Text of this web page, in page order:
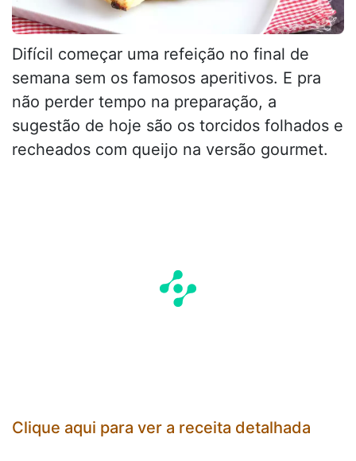
Difícil começar uma refeição no final de
semana sem os famosos aperitivos. E pra
não perder tempo na preparação, a
sugestão de hoje são os torcidos folhados e
recheados com queijo na versão gourmet.
Clique aqui para ver a receita detalhada